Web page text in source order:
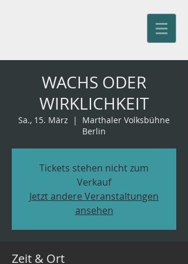
WACHS ODER
WIRKLICHKEIT
Sa., 15. März
  |
Marthaler Volksbühne
Berlin
Tickets stehen nicht zum
Verkauf
Jetzt andere Veranstaltungen
ansehen
Zeit & Ort